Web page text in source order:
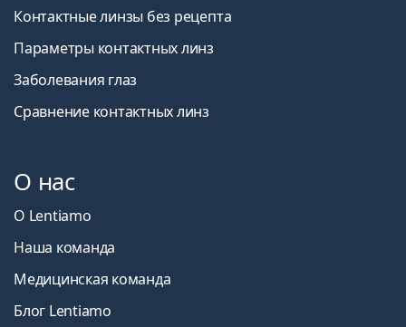
Контактные линзы без рецепта
Параметры контактных линз
Заболевания глаз
Сравнение контактных линз
О нас
О Lentiamo
Наша команда
Медицинская команда
Блог Lentiamo